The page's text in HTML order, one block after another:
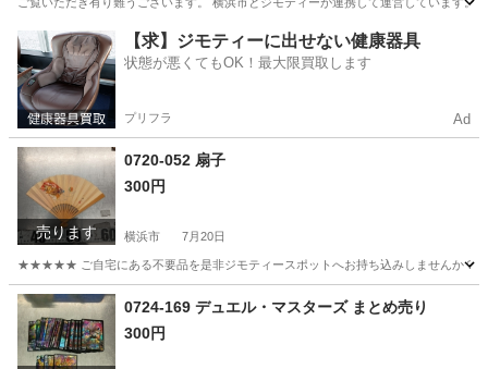
神奈川 横浜市 おもちゃ リユース
【求】ジモティーに出せない健康器具
状態が悪くてもOK！最大限買取します
プリフラ Ad
売ります
0720-052 扇子
300円
横浜市 7月20日
★★★★★ ご自宅にある不要品を是非ジモティースポットへお持ち込みしませんか？
神奈川 横浜市
0724-169 デュエル・マスターズ まとめ売り
300円